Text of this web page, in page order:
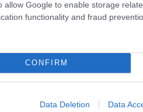
allow Google to enable storage
functionality and fraud
CONFIRM
Data Deletion Data
di GalluraOggi.it